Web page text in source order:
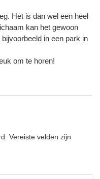
Het is dan wel een heel
kan het gewoon
in een park in
om te horen!
Vereiste velden zijn